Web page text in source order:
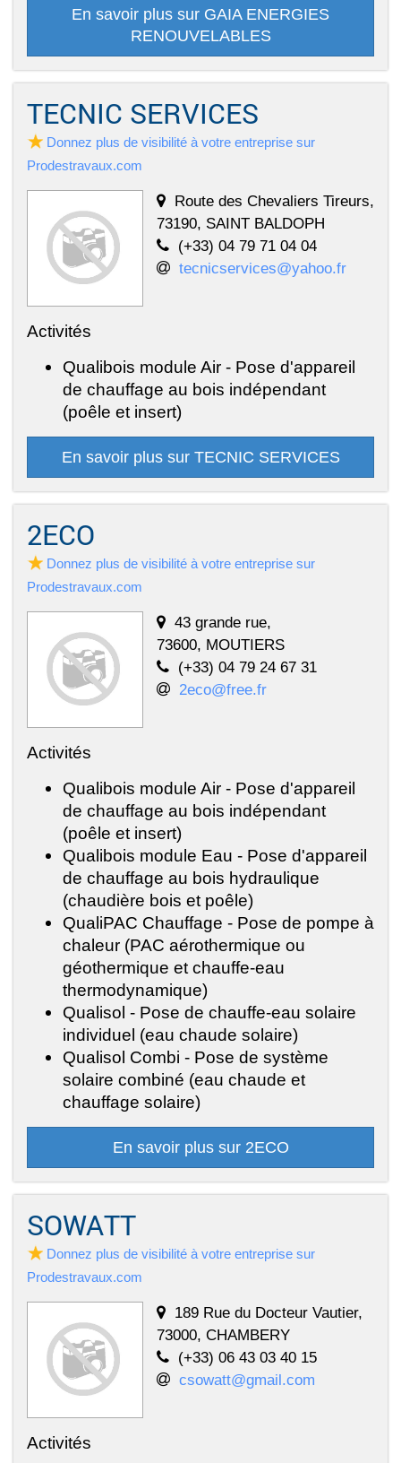
En savoir plus sur GAIA ENERGIES
RENOUVELABLES
TECNIC SERVICES
Donnez plus de visibilité à votre entreprise sur
Prodestravaux.com
Route des Chevaliers Tireurs,
73190, SAINT BALDOPH
(+33) 04 79 71 04 04
tecnicservices@yahoo.fr
Activités
Qualibois module Air - Pose d'appareil
de chauffage au bois indépendant
(poêle et insert)
En savoir plus sur TECNIC SERVICES
2ECO
Donnez plus de visibilité à votre entreprise sur
Prodestravaux.com
43 grande rue,
73600, MOUTIERS
(+33) 04 79 24 67 31
2eco@free.fr
Activités
Qualibois module Air - Pose d'appareil
de chauffage au bois indépendant
(poêle et insert)
Qualibois module Eau - Pose d'appareil
de chauffage au bois hydraulique
(chaudière bois et poêle)
QualiPAC Chauffage - Pose de pompe à
chaleur (PAC aérothermique ou
géothermique et chauffe-eau
thermodynamique)
Qualisol - Pose de chauffe-eau solaire
individuel (eau chaude solaire)
Qualisol Combi - Pose de système
solaire combiné (eau chaude et
chauffage solaire)
En savoir plus sur 2ECO
SOWATT
Donnez plus de visibilité à votre entreprise sur
Prodestravaux.com
189 Rue du Docteur Vautier,
73000, CHAMBERY
(+33) 06 43 03 40 15
csowatt@gmail.com
Activités